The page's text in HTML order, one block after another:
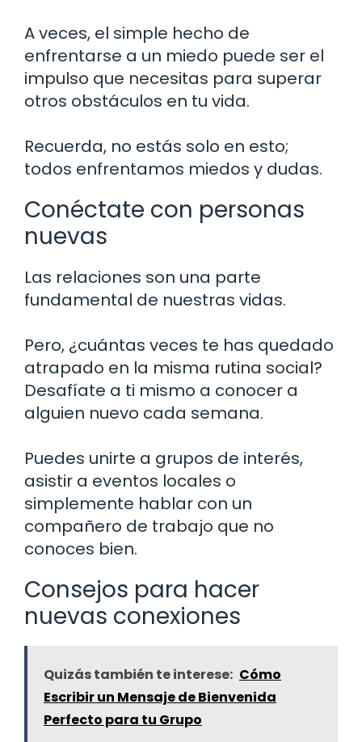
A veces, el simple hecho de
enfrentarse a un miedo puede ser el
impulso que necesitas para superar
otros obstáculos en tu vida.
Recuerda, no estás solo en esto;
todos enfrentamos miedos y dudas.
Conéctate con personas
nuevas
Las relaciones son una parte
fundamental de nuestras vidas.
Pero, ¿cuántas veces te has quedado
atrapado en la misma rutina social?
Desafíate a ti mismo a conocer a
alguien nuevo cada semana.
Puedes unirte a grupos de interés,
asistir a eventos locales o
simplemente hablar con un
compañero de trabajo que no
conoces bien.
Consejos para hacer
nuevas conexiones
Quizás también te interese: Cómo
Escribir un Mensaje de Bienvenida
Perfecto para tu Grupo